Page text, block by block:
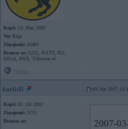
Kopš: 13. May 2002
No: Rīga
Ziņojumi: 56481
Braucu ar: S212, 911TT, 951,
635csi, NSX, Tillotson t4
karlisII 09. Mar 2007,
Kopš: 05. Jul 2002
Ziņojumi: 2175
Braucu ar:
2007-